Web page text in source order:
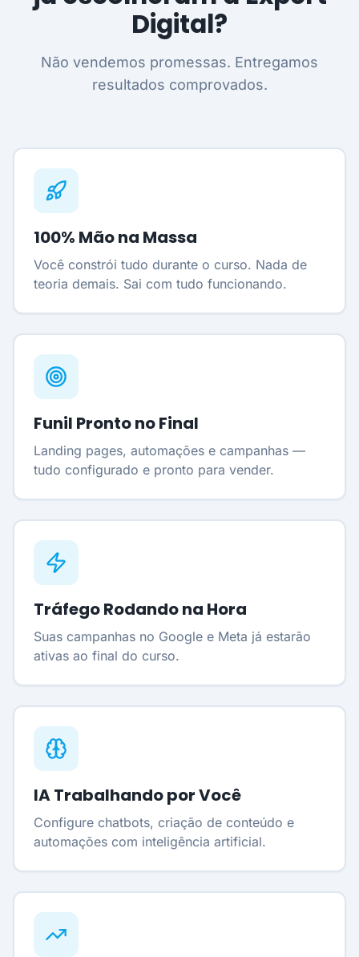
Digital?
Não vendemos promessas. Entregamos
resultados comprovados.
100% Mão na Massa
Você constrói tudo durante o curso. Nada de
teoria demais. Sai com tudo funcionando.
Funil Pronto no Final
Landing pages, automações e campanhas —
tudo configurado e pronto para vender.
Tráfego Rodando na Hora
Suas campanhas no Google e Meta já estarão
ativas ao final do curso.
IA Trabalhando por Você
Configure chatbots, criação de conteúdo e
automações com inteligência artificial.